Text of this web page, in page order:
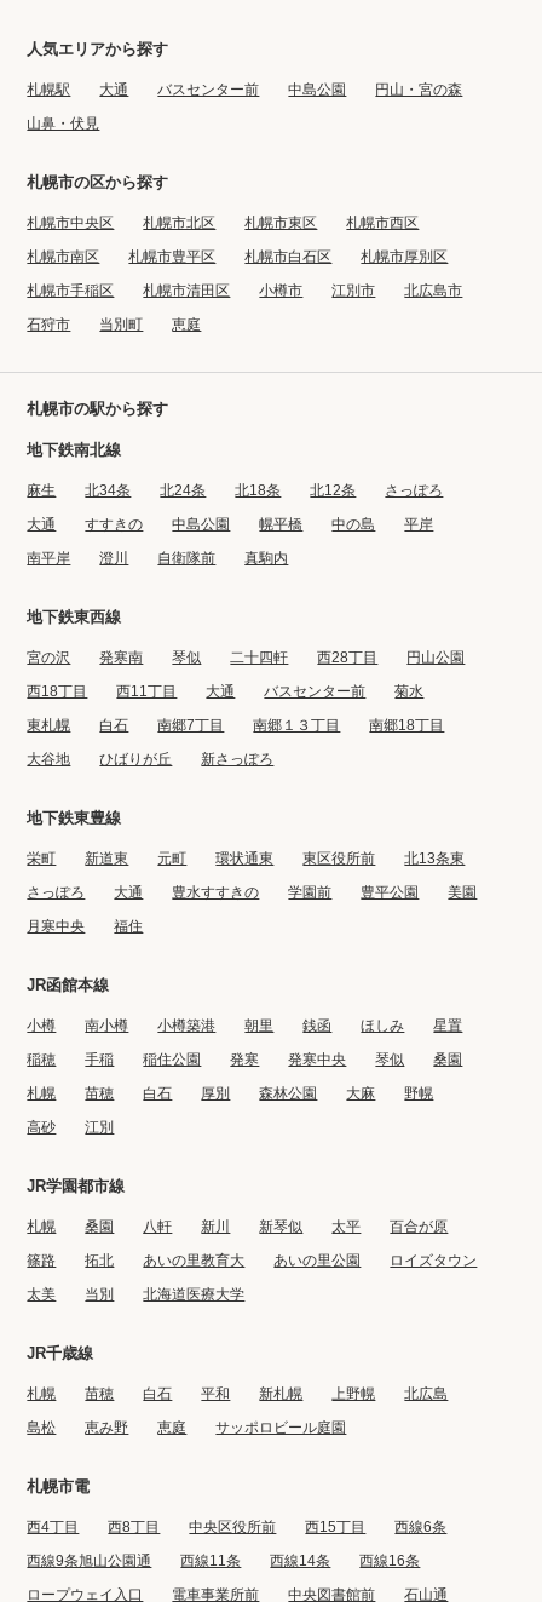
オートロック
ラウンジ ゲストルーム
ペット可 100m²以上
敷地内駐車場 最上階
24時間管理
事務所利用可 メゾネット
角部屋
宅配ボックス
床暖房 追い焚き
カウンターキッチン 対面キッチン
システムキッチン
独立洗面化粧台
クローゼット
クローゼット
ロフト
絞り込み条件をリセット
人気エリアから探す
札幌駅 大通 バスセンター前 中島公園
円山・宮の森
山鼻・伏見
札幌市の区から探す
札幌市中央区 札幌市北区 札幌市東区
札幌市西区
札幌市南区
札幌市豊平区 札幌市白石区
札幌市厚別区
札幌市手稲区
札幌市清田区 小樽市 江別市
北広島市
石狩市
当別町 恵庭
札幌市の駅から探す
地下鉄南北線
麻生 北34条 北24条 北18条 北12条
さっぽろ
大通
すすきの 中島公園 幌平橋 中の島
平岸
南平岸
澄川 自衛隊前 真駒内
地下鉄東西線
宮の沢 発寒南 琴似 二十四軒 西28丁目
円山公園
西18丁目
西11丁目 大通 バスセンター前
菊水
東札幌
白石 南郷7丁目 南郷１３丁目
南郷18丁目
大谷地
ひばりが丘 新さっぽろ
地下鉄東豊線
栄町 新道東 元町 環状通東 東区役所前
北13条東
さっぽろ
大通 豊水すすきの 学園前 豊平公園
美園
月寒中央
福住
JR函館本線
小樽 南小樽 小樽築港 朝里 銭函 ほしみ
星置
稲穂
手稲 稲住公園 発寒 発寒中央 琴似
桑園
札幌
苗穂 白石 厚別 森林公園 大麻
野幌
高砂
江別
JR学園都市線
札幌 桑園 八軒 新川 新琴似 太平
百合が原
篠路
拓北 あいの里教育大 あいの里公園
ロイズタウン
太美
当別 北海道医療大学
JR千歳線
札幌 苗穂 白石 平和 新札幌 上野幌
北広島
島松
恵み野 恵庭 サッポロビール庭園
札幌市電
西4丁目 西8丁目 中央区役所前 西15丁目
西線6条
西線9条旭山公園通
西線11条 西線14条
西線16条
ロープウェイ入口
電車事業所前 中央図書館前 石山通